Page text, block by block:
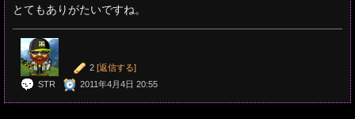
とてもありがたいですね。
2 [返信する]
STR
2011年4月4日 20:55